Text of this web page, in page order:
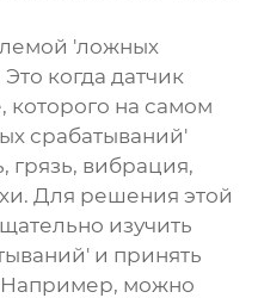
'ложных
когда датчик
которого на самом
срабатываний'
грязь, вибрация,
Для решения этой
изучить
и принять
Например, можно